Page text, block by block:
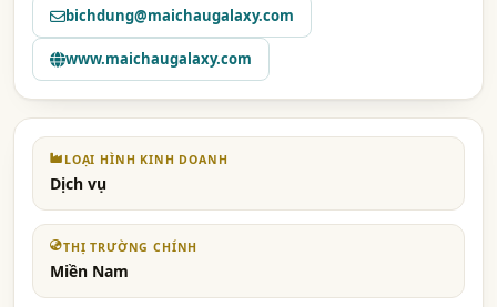
bichdung@maichaugalaxy.com
www.maichaugalaxy.com
LOẠI HÌNH KINH DOANH
Dịch vụ
THỊ TRƯỜNG CHÍNH
Miền Nam